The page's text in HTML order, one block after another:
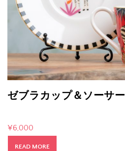
ゼブラカップ＆ソーサー
¥6,000
READ MORE